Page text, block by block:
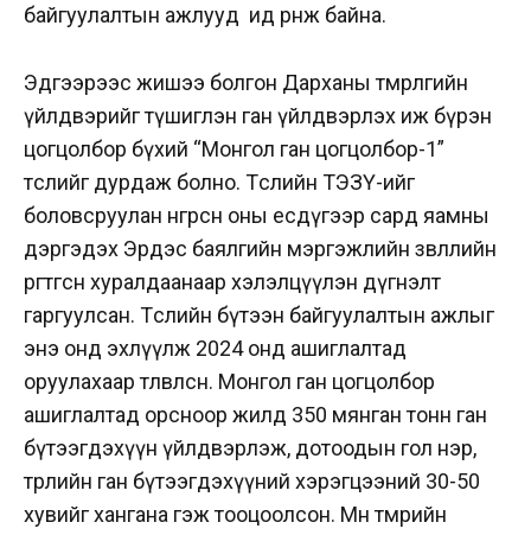
байгуулалтын ажлууд ид өрнөж байна.
Эдгээрээс жишээ болгон Дарханы төмөрлөгийн
үйлдвэрийг түшиглэн ган үйлдвэрлэх иж бүрэн
цогцолбор бүхий “Монгол ган цогцолбор-1”
төслийг дурдаж болно. Төслийн ТЭЗҮ-ийг
боловсруулан өнгөрсөн оны есдүгээр сард яамны
дэргэдэх Эрдэс баялгийн мэргэжлийн зөвлөлийн
өргөтгөсөн хуралдаанаар хэлэлцүүлэн дүгнэлт
гаргуулсан. Төслийн бүтээн байгуулалтын ажлыг
энэ онд эхлүүлж 2024 онд ашиглалтад
оруулахаар төлөвлөсөн. Монгол ган цогцолбор
ашиглалтад орсноор жилд 350 мянган тонн ган
бүтээгдэхүүн үйлдвэрлэж, дотоодын гол нэр,
төрлийн ган бүтээгдэхүүний хэрэгцээний 30-50
хувийг хангана гэж тооцоолсон. Мөн төмрийн